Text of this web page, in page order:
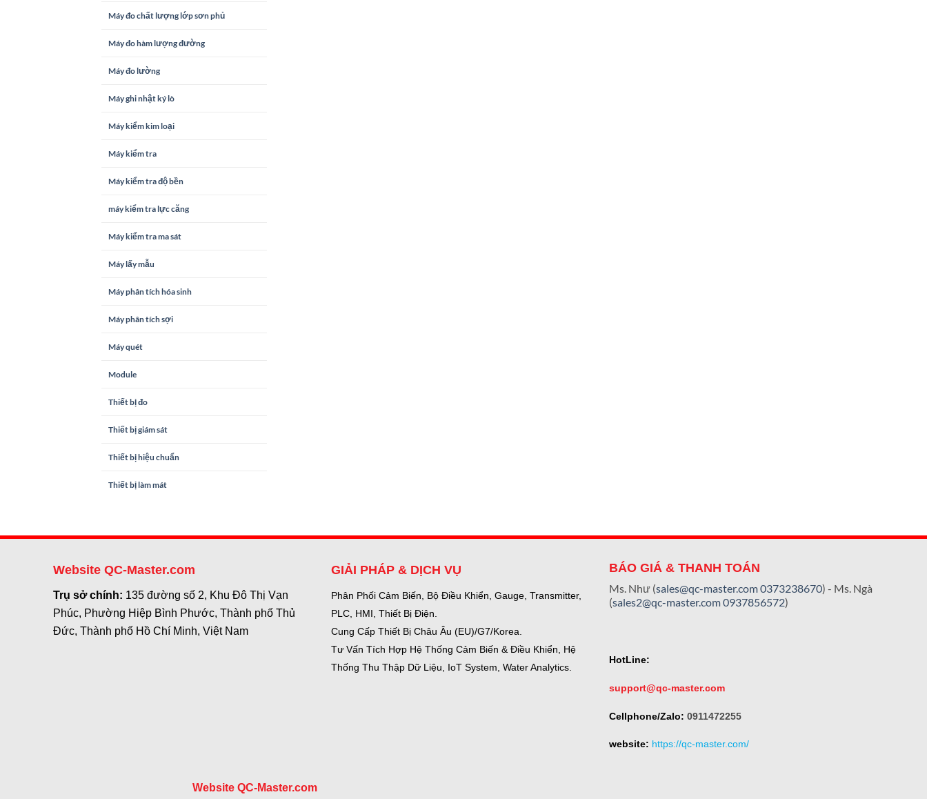
Máy đo chất lượng lớp sơn phủ
Máy đo hàm lượng đường
Máy đo lường
Máy ghi nhật ký lò
Máy kiểm kim loại
Máy kiểm tra
Máy kiểm tra độ bền
máy kiểm tra lực căng
Máy kiểm tra ma sát
Máy lấy mẫu
Máy phân tích hóa sinh
Máy phân tích sợi
Máy quét
Module
Thiết bị đo
Thiết bị giám sát
Thiết bị hiệu chuẩn
Thiết bị làm mát
Website QC-Master.com
Trụ sở chính: 135 đường số 2, Khu Đô Thị Vạn
Phúc, Phường Hiệp Bình Phước, Thành phố Thủ
Đức, Thành phố Hồ Chí Minh, Việt Nam
GIẢI PHÁP & DỊCH VỤ
Phân Phối Cảm Biến, Bộ Điều Khiển, Gauge, Transmitter,
PLC, HMI, Thiết Bị Điện.
Cung Cấp Thiết Bị Châu Âu (EU)/G7/Korea.
Tư Vấn Tích Hợp Hệ Thống Cảm Biến & Điều Khiển, Hệ
Thống Thu Thập Dữ Liệu, IoT System, Water Analytics.
BÁO GIÁ & THANH TOÁN
Ms. Như (sales@qc-master.com0373238670) - Ms. Ngà
(sales2@qc-master.com0937856572)
HotLine:
support@qc-master.com
Cellphone/Zalo: 0911472255
website: https://qc-master.com/
Website QC-Master.com